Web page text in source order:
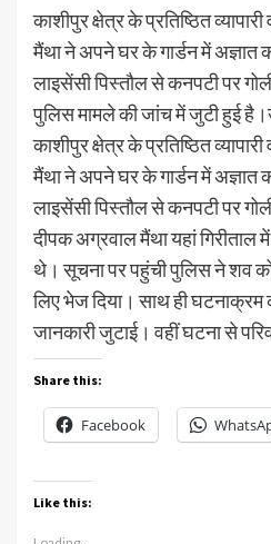
काशीपुर क्षेत्र के प्रतिष्ठित
मैंथा ने अपने घर के गार्डन में
लाइसेंसी पिस्तौल से कनपटी पर
पुलिस मामले की जांच में जुटी हुई
काशीपुर क्षेत्र के प्रतिष्ठित
मैंथा ने अपने घर के गार्डन में
लाइसेंसी पिस्तौल से कनपटी पर
दीपक अग्रवाल मैंथा यहां गिरीताल
थे। सूचना पर पहुंची पुलिस ने शव
लिए भेज दिया। साथ ही
जानकारी जुटाई। वहीं घटना से
Share this:
Facebook
Like this: